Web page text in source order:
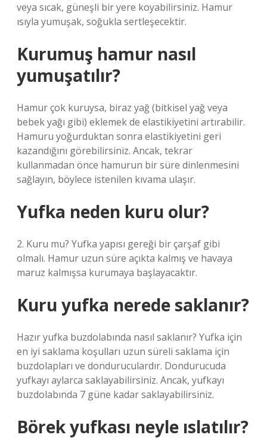
veya sıcak, güneşli bir yere koyabilirsiniz. Hamur
ısıyla yumuşak, soğukla ​​sertleşecektir.
Kurumuş hamur nasıl
yumuşatılır?
Hamur çok kuruysa, biraz yağ (bitkisel yağ veya
bebek yağı gibi) eklemek de elastikiyetini artırabilir.
Hamuru yoğurduktan sonra elastikiyetini geri
kazandığını görebilirsiniz. Ancak, tekrar
kullanmadan önce hamurun bir süre dinlenmesini
sağlayın, böylece istenilen kıvama ulaşır.
Yufka neden kuru olur?
2. Kuru mu? Yufka yapısı gereği bir çarşaf gibi
olmalı. Hamur uzun süre açıkta kalmış ve havaya
maruz kalmışsa kurumaya başlayacaktır.
Kuru yufka nerede saklanır?
Hazır yufka buzdolabında nasıl saklanır? Yufka için
en iyi saklama koşulları uzun süreli saklama için
buzdolapları ve donduruculardır. Dondurucuda
yufkayı aylarca saklayabilirsiniz. Ancak, yufkayı
buzdolabında 7 güne kadar saklayabilirsiniz.
Börek yufkası neyle ıslatılır?